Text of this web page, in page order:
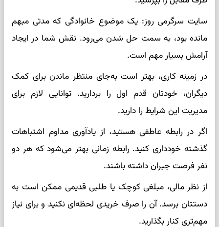
سایت سرگرمی روز: یک موضوع خانوادگی که مدتی مبهم
مانده بود، به سمت حل شدن می‌رود. نقش شما در ایجاد
آرامش بسیار مهم است.
در زمینه کاری، بهتر است به‌جای منتظر ماندن برای کمک
دیگران، خودتان قدم اول را بردارید. توانایی لازم برای
مدیریت این شرایط را دارید.
اگر در رابطه عاطفی هستید، از یادآوری مداوم اشتباهات
گذشته خودداری کنید. رابطه زمانی بهتر می‌شود که هر دو
نفر فرصت جبران داشته باشند.
از نظر مالی، مبلغی کوچک یا طلبی قدیمی ممکن است به
دستتان برسد. آن را صرف خریدی لحظه‌ای نکنید و برای نیاز
مهم‌تری کنار بگذارید.